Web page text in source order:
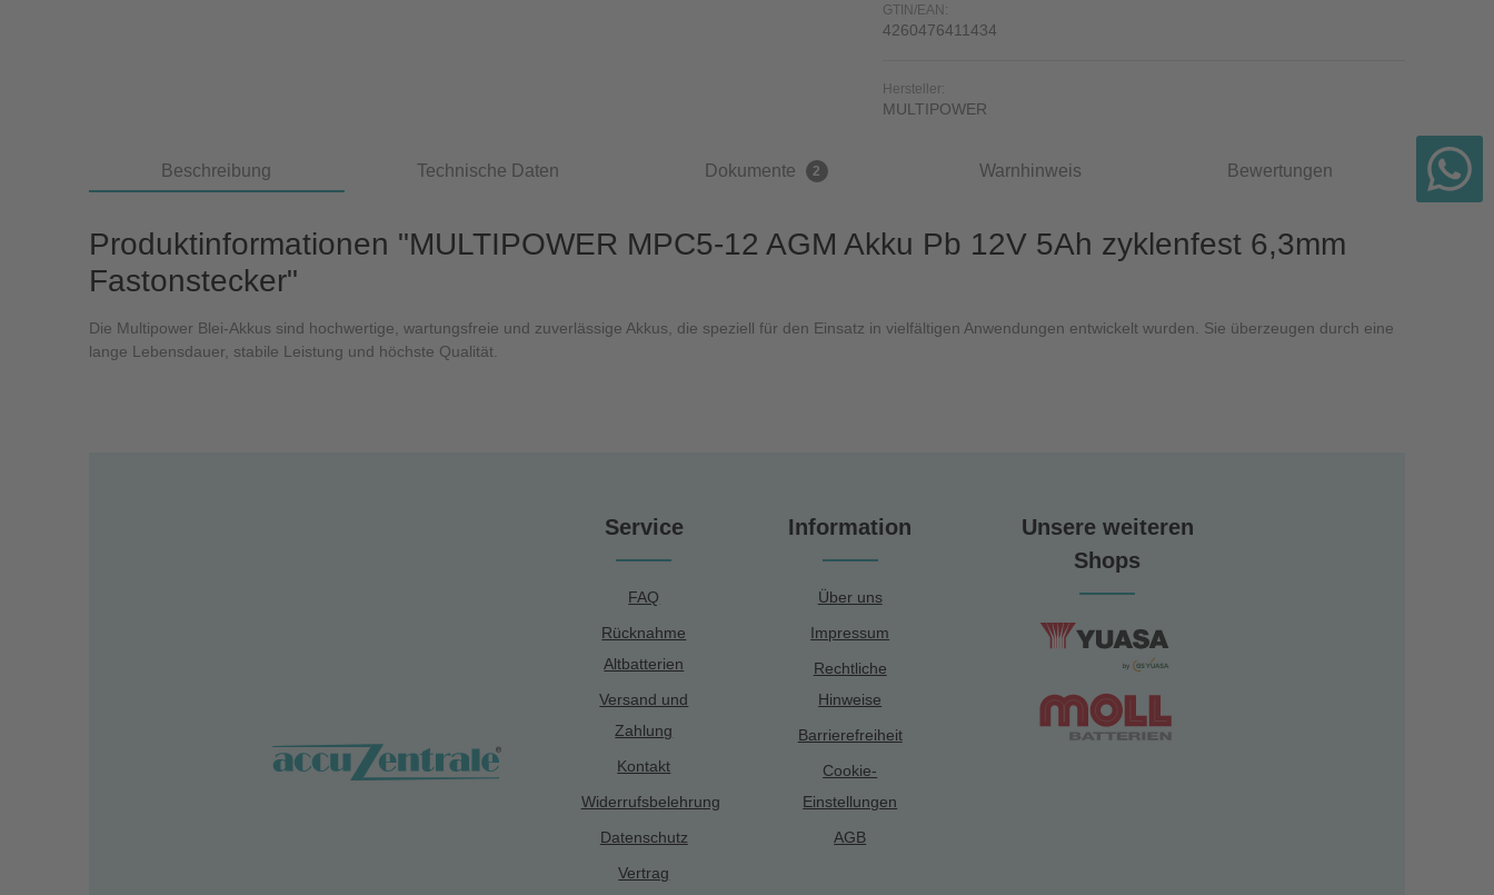
GTIN/EAN:
4260476411434
Hersteller:
MULTIPOWER
Beschreibung Technische Daten Dokumente 2 Warnhinweis Bewertungen
Produktinformationen "MULTIPOWER MPC5-12 AGM Akku Pb 12V 5Ah zyklenfest 6,3mm
Fastonstecker"
Die Multipower Blei-Akkus sind hochwertige, wartungsfreie und zuverlässige Akkus, die speziell für den Einsatz in vielfältigen Anwendungen entwickelt wurden. Sie überzeugen durch eine
lange Lebensdauer, stabile Leistung und höchste Qualität.
Service
FAQ
Rücknahme
Altbatterien
Versand und
Zahlung
Kontakt
Widerrufsbelehrung
Datenschutz
Vertrag
Information
Über uns
Impressum
Rechtliche
Hinweise
Barrierefreiheit
Cookie-
Einstellungen
AGB
Unsere weiteren
Shops